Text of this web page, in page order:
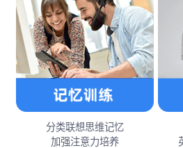
分类联想思维记忆
加强注意力培养